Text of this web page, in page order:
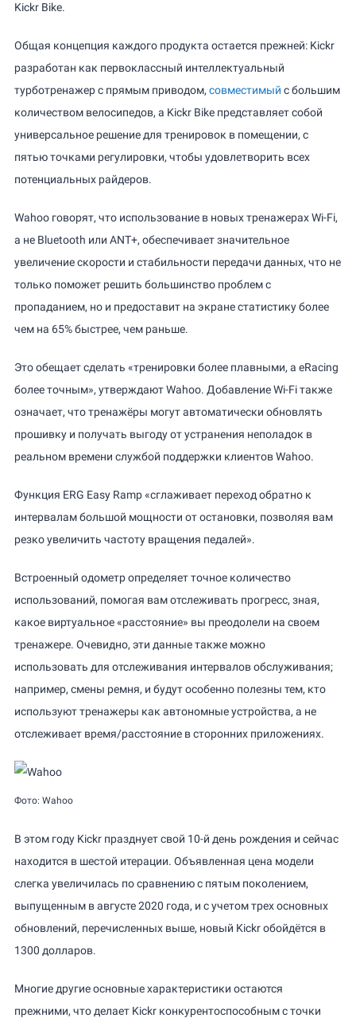
Kickr Bike.
Общая концепция каждого продукта остается прежней: Kickr
разработан как первоклассный интеллектуальный
турботренажер с прямым приводом, совместимый с большим
количеством велосипедов, а Kickr Bike представляет собой
универсальное решение для тренировок в помещении, с
пятью точками регулировки, чтобы удовлетворить всех
потенциальных райдеров.
Wahoo говорят, что использование в новых тренажерах Wi-Fi,
а не Bluetooth или ANT+, обеспечивает значительное
увеличение скорости и стабильности передачи данных, что не
только поможет решить большинство проблем с
пропаданием, но и предоставит на экране статистику более
чем на 65% быстрее, чем раньше.
Это обещает сделать «тренировки более плавными, а eRacing
более точным», утверждают Wahoo. Добавление Wi-Fi также
означает, что тренажёры могут автоматически обновлять
прошивку и получать выгоду от устранения неполадок в
реальном времени службой поддержки клиентов Wahoo.
Функция ERG Easy Ramp «сглаживает переход обратно к
интервалам большой мощности от остановки, позволяя вам
резко увеличить частоту вращения педалей».
Встроенный одометр определяет точное количество
использований, помогая вам отслеживать прогресс, зная,
какое виртуальное «расстояние» вы преодолели на своем
тренажере. Очевидно, эти данные также можно
использовать для отслеживания интервалов обслуживания;
например, смены ремня, и будут особенно полезны тем, кто
используют тренажеры как автономные устройства, а не
отслеживает время/расстояние в сторонних приложениях.
Фото: Wahoo
В этом году Kickr празднует свой 10-й день рождения и сейчас
находится в шестой итерации. Объявленная цена модели
слегка увеличилась по сравнению с пятым поколением,
выпущенным в августе 2020 года, и с учетом трех основных
обновлений, перечисленных выше, новый Kickr обойдётся в
1300 долларов.
Многие другие основные характеристики остаются
прежними, что делает Kickr конкурентоспособным с точки